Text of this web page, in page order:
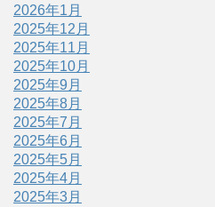
2026年1月
2025年12月
2025年11月
2025年10月
2025年9月
2025年8月
2025年7月
2025年6月
2025年5月
2025年4月
2025年3月